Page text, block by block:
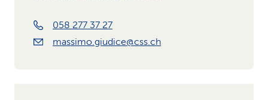
058 277 37 27
massimo.giudice@css.ch